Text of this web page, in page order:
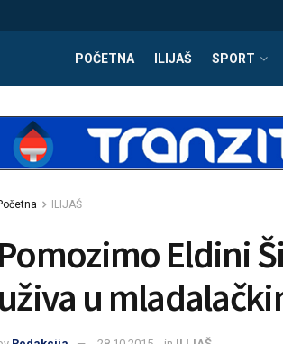
POČETNA ILIJAŠ SPORT
ILIJAŠ
Pomozimo Eldini
uživa u